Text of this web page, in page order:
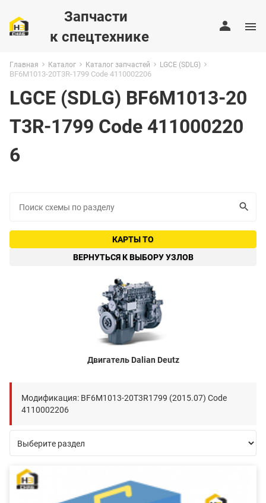
Запчасти
к спецтехнике
Главная Каталог Каталог запчастей LGCE (SDLG)
BF6M1013-20T3R-1799 Code 4110002206
LGCE (SDLG) BF6M1013-20
T3R-1799 Code 411000220
6
КАРТЫ ТО
ВЕРНУТЬСЯ К ВЫБОРУ УЗЛОВ
Двигатель Dalian Deutz
Модификация: BF6M1013-20T3R1799 (2015.07) Code
4110002206